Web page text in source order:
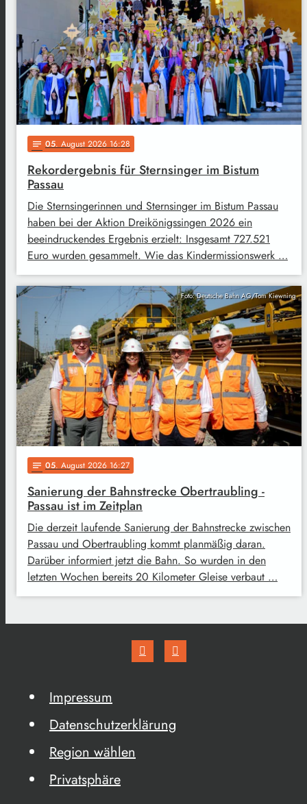
notes 05. August 2026 16:28
Rekordergebnis für Sternsinger im Bistum
Passau
Die Sternsingerinnen und Sternsinger im Bistum Passau
haben bei der Aktion Dreikönigssingen 2026 ein
beeindruckendes Ergebnis erzielt: Insgesamt 727.521
Euro wurden gesammelt. Wie das Kindermissionswerk …
Foto: Deutsche Bahn AG/Tom Kiewning
notes 05. August 2026 16:27
Sanierung der Bahnstrecke Obertraubling -
Passau ist im Zeitplan
Die derzeit laufende Sanierung der Bahnstrecke zwischen
Passau und Obertraubling kommt planmäßig daran.
Darüber informiert jetzt die Bahn. So wurden in den
letzten Wochen bereits 20 Kilometer Gleise verbaut …
Impressum
Datenschutzerklärung
Region wählen
Privatsphäre